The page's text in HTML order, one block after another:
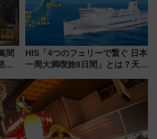
間
協
HIS「4つのフェリーで繋ぐ 日本
一周大満喫旅8日間」とは？天橋
の絶景＆限定グルメを網羅！煩
雑な手続きも不要でお手軽に楽
しめるプランが登場